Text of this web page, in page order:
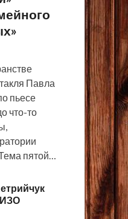
Павла
пьесе
что-то
пятой…